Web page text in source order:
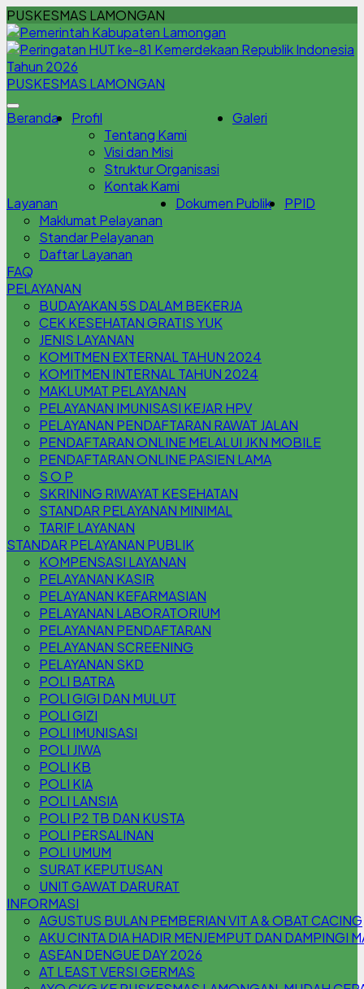
PUSKESMAS LAMONGAN
PUSKESMAS LAMONGAN
Beranda
Profil
Tentang Kami
Visi dan Misi
Struktur Organisasi
Kontak Kami
Galeri
Layanan
Maklumat Pelayanan
Standar Pelayanan
Daftar Layanan
Dokumen Publik PPID
FAQ
PELAYANAN
BUDAYAKAN 5S DALAM BEKERJA
CEK KESEHATAN GRATIS YUK
JENIS LAYANAN
KOMITMEN EXTERNAL TAHUN 2024
KOMITMEN INTERNAL TAHUN 2024
MAKLUMAT PELAYANAN
PELAYANAN IMUNISASI KEJAR HPV
PELAYANAN PENDAFTARAN RAWAT JALAN
PENDAFTARAN ONLINE MELALUI JKN MOBILE
PENDAFTARAN ONLINE PASIEN LAMA
S O P
SKRINING RIWAYAT KESEHATAN
STANDAR PELAYANAN MINIMAL
TARIF LAYANAN
STANDAR PELAYANAN PUBLIK
KOMPENSASI LAYANAN
PELAYANAN KASIR
PELAYANAN KEFARMASIAN
PELAYANAN LABORATORIUM
PELAYANAN PENDAFTARAN
PELAYANAN SCREENING
PELAYANAN SKD
POLI BATRA
POLI GIGI DAN MULUT
POLI GIZI
POLI IMUNISASI
POLI JIWA
POLI KB
POLI KIA
POLI LANSIA
POLI P2 TB DAN KUSTA
POLI PERSALINAN
POLI UMUM
SURAT KEPUTUSAN
UNIT GAWAT DARURAT
INFORMASI
AGUSTUS BULAN PEMBERIAN VIT A & OBAT CACING
AKU CINTA DIA HADIR MENJEMPUT DAN DAMPINGI
ASEAN DENGUE DAY 2026
AT LEAST VERSI GERMAS